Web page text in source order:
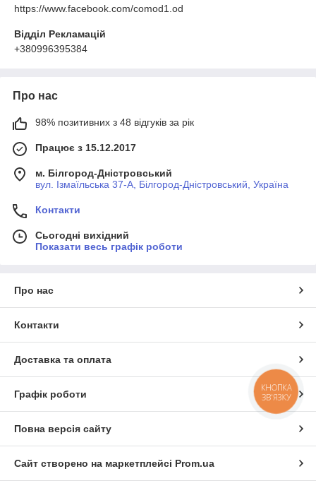
https://www.facebook.com/comod1.od
Відділ Рекламацій
+380996395384
Про нас
98% позитивних з 48 відгуків за рік
Працює з 15.12.2017
м. Білгород-Дністровський
вул. Ізмаїльська 37-А, Білгород-Дністровський, Україна
Контакти
Сьогодні вихідний
Показати весь графік роботи
Про нас
Контакти
Доставка та оплата
Графік роботи
Повна версія сайту
Сайт створено на маркетплейсі Prom.ua
КНОПКА
ЗВ'ЯЗКУ